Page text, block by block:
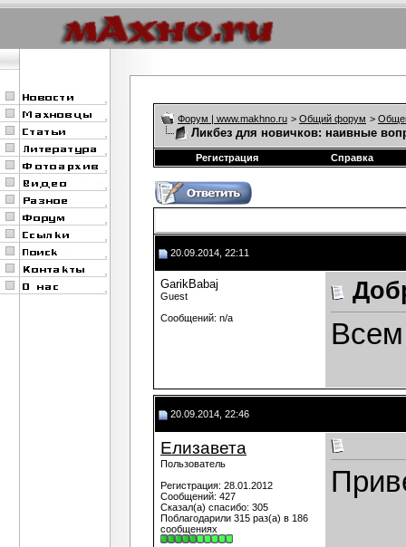
Форум | www.makhno.ru > Общий форум >
Ликбез для новичков: наивные
Регистрация Справка
20.09.2014, 22:11
GarikBabaj
Guest
Сообщений: n/a
Всем
20.09.2014, 22:46
Елизавета
Пользователь
Регистрация: 28.01.2012
Сообщений: 427
Сказал(а) спасибо: 305
Поблагодарили 315 раз(а) в 186
сообщениях